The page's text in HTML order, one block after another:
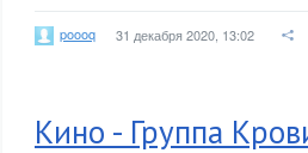
poooq 31 декабря 2020, 13:02
Кино - Группа